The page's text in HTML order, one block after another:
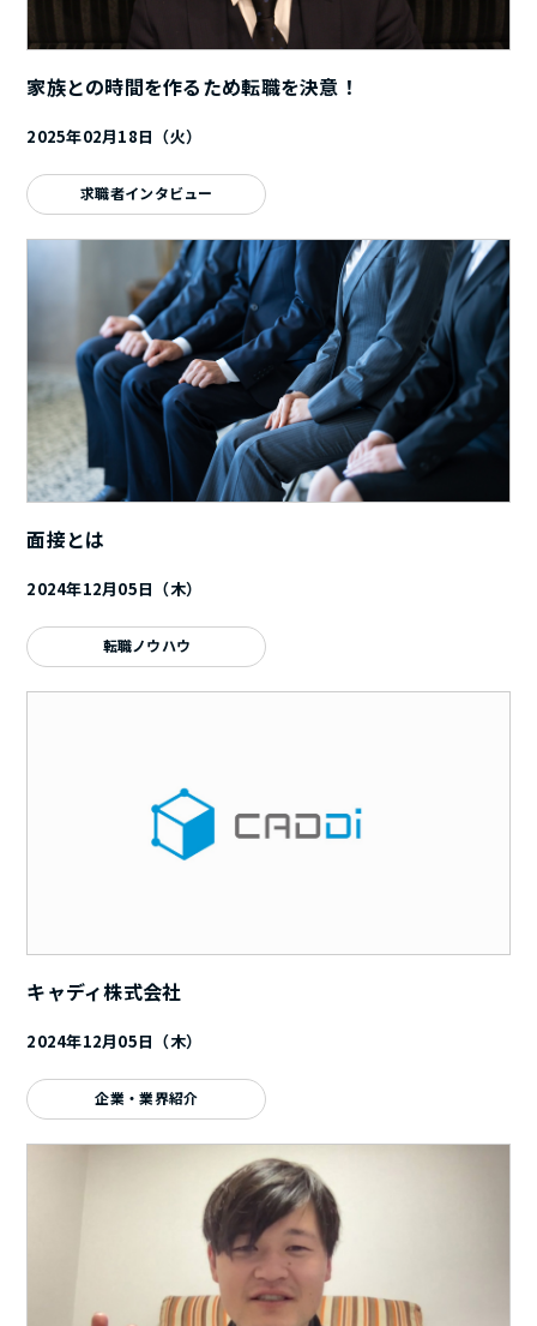
家族との時間を作るため転職を決意！
2025年02月18日（火）
求職者インタビュー
面接とは
2024年12月05日（木）
転職ノウハウ
キャディ株式会社
2024年12月05日（木）
企業・業界紹介